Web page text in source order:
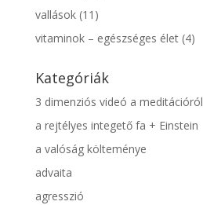
vallások(11)
vitaminok – egészséges élet(4)
Kategóriák
3 dimenziós videó a meditációról
a rejtélyes integető fa + Einstein
a valóság költeménye
advaita
agresszió